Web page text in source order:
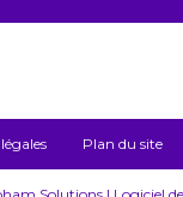
Plan du site